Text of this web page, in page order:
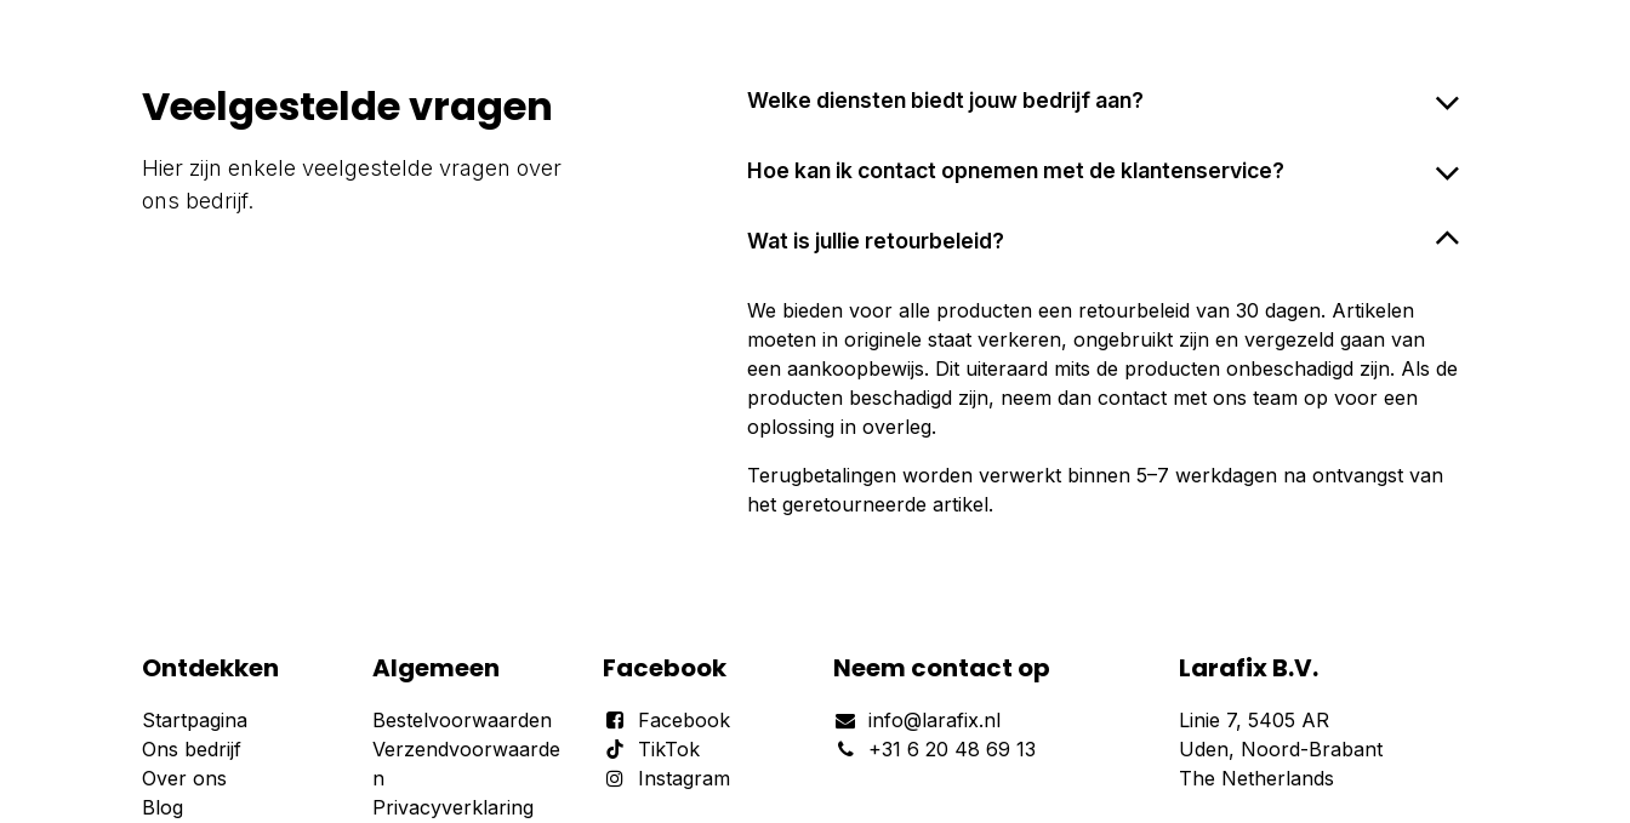
Veelgestelde vragen
Hier zijn enkele veelgestelde vragen over
ons bedrijf.
Welke diensten biedt jouw bedrijf aan?
Hoe kan ik contact opnemen met de klantenservice?
Wat is jullie retourbeleid?
We bieden voor alle producten een retourbeleid van 30 dagen. Artikelen
moeten in originele staat verkeren, ongebruikt zijn en vergezeld gaan van
een aankoopbewijs. Dit uiteraard mits de producten onbeschadigd zijn. Als de
producten beschadigd zijn, neem dan contact met ons team op voor een
oplossing in overleg.
Terugbetalingen worden verwerkt binnen 5–7 werkdagen na ontvangst van
het geretourneerde artikel.
Ontdekken
Startpagina
Ons bedrijf
Over ons
Blog
Algemeen
Bestelvoorwaarden
Verzendvoorwaarde
n
Privacyverklaring
Facebook
Facebook
TikTok
Instagram
Neem contact op
info@larafix.nl
+31 6 20 48 69 13
Larafix B.V.
Linie 7, 5405 AR
Uden, Noord-Brabant
The Netherlands